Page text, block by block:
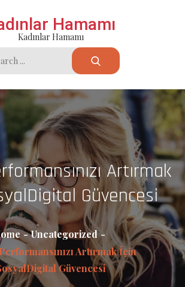
Hamamı
Kadınlar Hamamı
Artırmak
Güvencesi
Uncategorized
Artırmak İçin
Güvencesi